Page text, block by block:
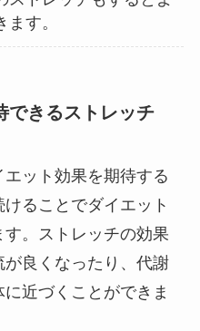
す。
きるストレッチ
ット効果を期待する
ることでダイエット
。ストレッチの効果
良くなったり、代謝
近づくことができま